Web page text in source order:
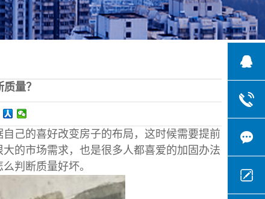
量？
己的喜好改变房子的布局，这时候需要提前
的市场需求，也是很多人都喜爱的加固办法
判断质量好坏。